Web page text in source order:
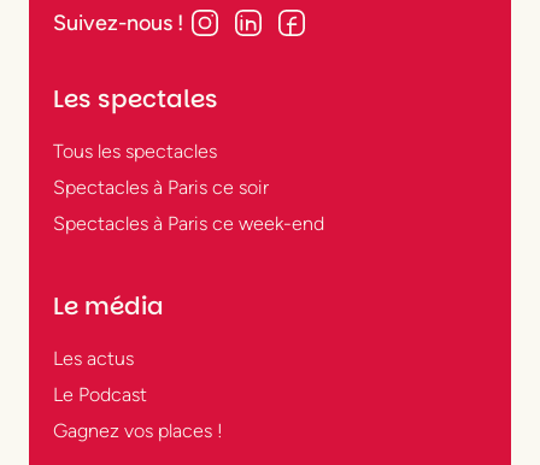
Suivez-nous !
Les spectales
Tous les spectacles
Spectacles à Paris ce soir
Spectacles à Paris ce week-end
Le média
Les actus
Le Podcast
Gagnez vos places !